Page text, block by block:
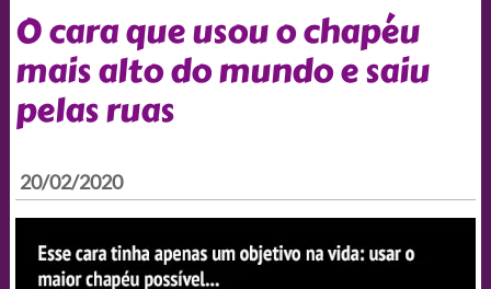
O cara que usou o chapéu
mais alto do mundo e saiu
pelas ruas
20/02/2020